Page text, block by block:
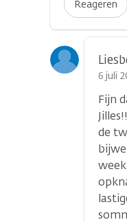
Reageren
6 juli
Fijn
de